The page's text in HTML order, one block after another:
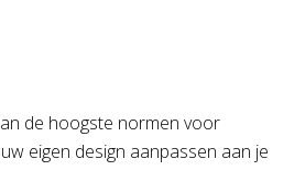
de hoogste normen voor
eigen design aanpassen aan je